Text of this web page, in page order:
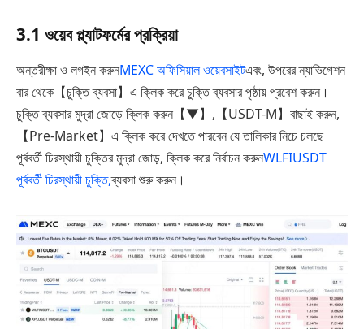
3.1 ওয়েব প্ল্যাটফর্মের প্রক্রিয়া
অন্তরীক্ষা ও লগইন করুনMEXC অফিসিয়াল ওয়েবসাইটএবং, উপরের ন্যাভিগেশন
বার থেকে【চুক্তি ব্যবসা】এ ক্লিক করে চুক্তি ব্যবসার পৃষ্ঠায় প্রবেশ করুন।
চুক্তি ব্যবসার মুদ্রা জোড়ে ক্লিক করুন【▼】,【USDT-M】বাছাই করুন,
【Pre-Market】এ ক্লিক করে দেখতে পারবেন যে তালিকার নিচে চলছে
পূর্ববর্তী চিরস্থায়ী চুক্তির মুদ্রা জোড়, ক্লিক করে নির্বাচন করুনWLFIUSDT
পূর্ববর্তী চিরস্থায়ী চুক্তি,ব্যবসা শুরু করুন।